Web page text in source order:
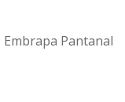
Embrapa Pantanal